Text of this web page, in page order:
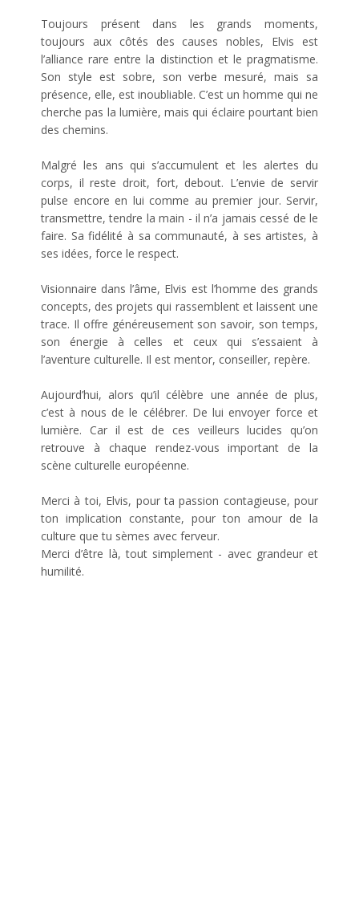
Toujours présent dans les grands moments,
toujours aux côtés des causes nobles, Elvis est
l’alliance rare entre la distinction et le pragmatisme.
Son style est sobre, son verbe mesuré, mais sa
présence, elle, est inoubliable. C’est un homme qui ne
cherche pas la lumière, mais qui éclaire pourtant bien
des chemins.
Malgré les ans qui s’accumulent et les alertes du
corps, il reste droit, fort, debout. L’envie de servir
pulse encore en lui comme au premier jour. Servir,
transmettre, tendre la main - il n’a jamais cessé de le
faire. Sa fidélité à sa communauté, à ses artistes, à
ses idées, force le respect.
Visionnaire dans l’âme, Elvis est l’homme des grands
concepts, des projets qui rassemblent et laissent une
trace. Il offre généreusement son savoir, son temps,
son énergie à celles et ceux qui s’essaient à
l’aventure culturelle. Il est mentor, conseiller, repère.
Aujourd’hui, alors qu’il célèbre une année de plus,
c’est à nous de le célébrer. De lui envoyer force et
lumière. Car il est de ces veilleurs lucides qu’on
retrouve à chaque rendez-vous important de la
scène culturelle européenne.
Merci à toi, Elvis, pour ta passion contagieuse, pour
ton implication constante, pour ton amour de la
culture que tu sèmes avec ferveur.
Merci d’être là, tout simplement - avec grandeur et
humilité.